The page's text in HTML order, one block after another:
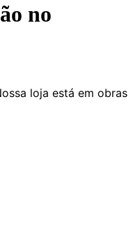
no
loja está em obras